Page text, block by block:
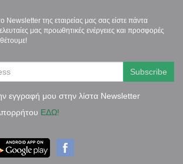
Newsletter της εταιρείας μας σας είστε πάντα
μας προωθητικές ενέργειες και προσφορές
εγγραφή μου στην λίστα Newsletter
ΕΔΩ!